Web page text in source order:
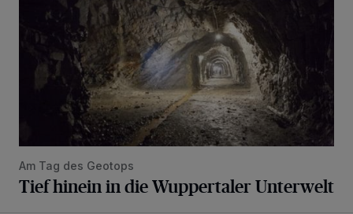
Am Tag des Geotops
Tief hinein in die Wuppertaler Unterwelt